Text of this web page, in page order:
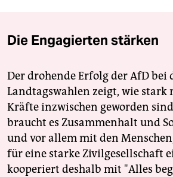
Die Engagierten stärken
Der drohende Erfolg der AfD bei
Landtagswahlen zeigt, wie stark
Kräfte inzwischen geworden
braucht es Zusammenhalt und
und vor allem mit den
für eine starke Zivilgesellschaft
kooperiert deshalb mit "Alles